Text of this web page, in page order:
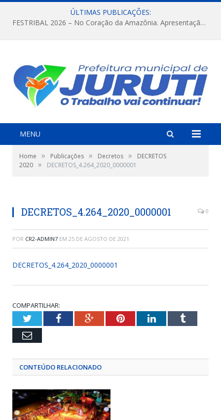
ÚLTIMAS PUBLICAÇÕES:
FESTRIBAL 2026 – No Coração da Amazônia. Apresentação da Munduruku.
MENU
Home » Publicações » Decretos »
DECRETOS
2020 » DECRETOS_4.264_2020_0000001
DECRETOS_4.264_2020_0000001 0
POR CR2-ADMIN7 EM 25 DE AGOSTO DE 2021
DECRETOS_4.264_2020_0000001
COMPARTILHAR:
TwitterFacebookGoogle+PinterestLinkedInTumblr
Email
CONTEÚDO RELACIONADO